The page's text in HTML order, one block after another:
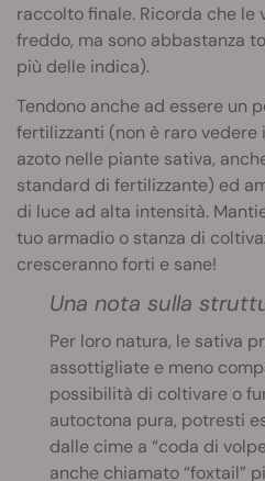
raccolto finale. Ricorda che le
freddo, ma sono abbastanza
più delle indica).
Tendono anche ad essere un
fertilizzanti (non è raro
azoto nelle piante sativa,
standard di fertilizzante) ed
di luce ad alta intensità.
tuo armadio o stanza di
cresceranno forti e sane!
Una nota sulla
Per loro natura, le sativa
assottigliate e meno
possibilità di coltivare o
autoctona pura, potresti
dalle cime a “coda di
anche chiamato “foxtail”